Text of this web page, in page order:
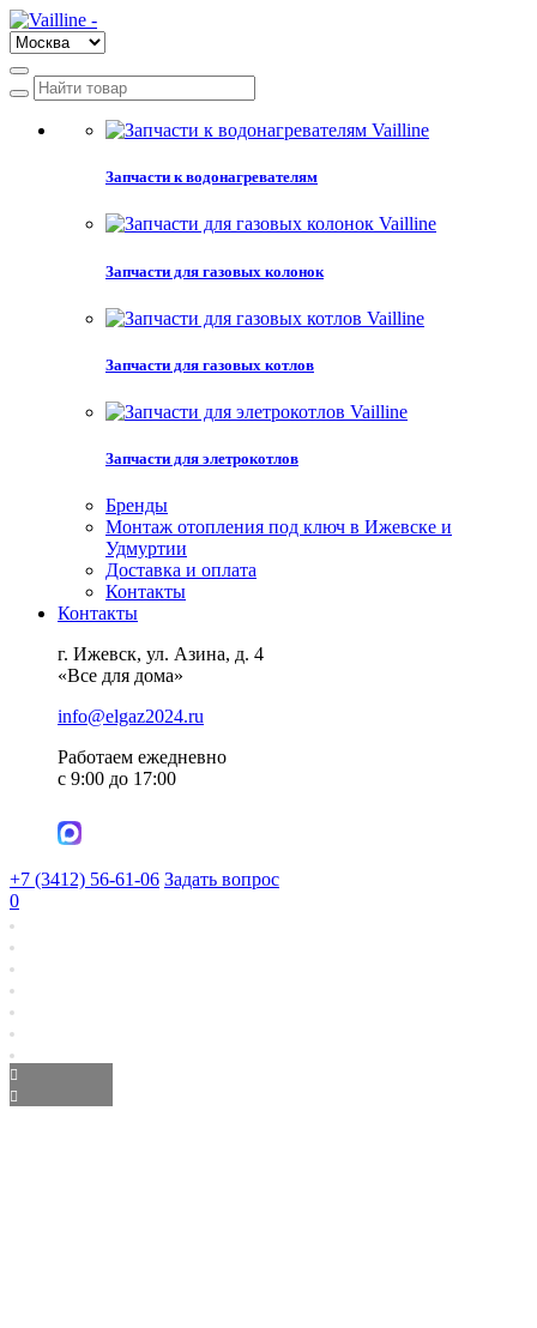
Запчасти к водонагревателям
Запчасти для газовых колонок
Запчасти для газовых котлов
Запчасти для элетрокотлов
Бренды
Монтаж отопления под ключ в Ижевске и
Удмуртии
Доставка и оплата
Контакты
Контакты
г. Ижевск, ул. Азина, д. 4
«Все для дома»
info@elgaz2024.ru
Работаем eжедневно
с 9:00 до 17:00
+7 (3412) 56-61-06 Задать вопрос
0